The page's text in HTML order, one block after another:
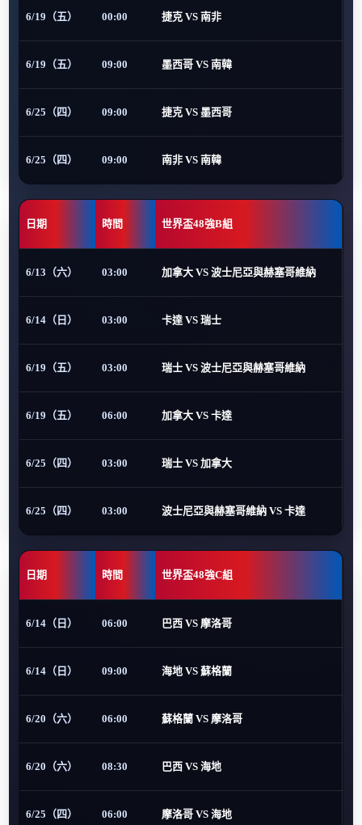
6/19（五） 00:00 捷克 VS 南非
6/19（五） 09:00 墨西哥 VS 南韓
6/25（四） 09:00 捷克 VS 墨西哥
6/25（四） 09:00 南非 VS 南韓
日期 時間 世界盃48強B組
6/13（六） 03:00 加拿大 VS 波士尼亞與赫塞哥維納
6/14（日） 03:00 卡達 VS 瑞士
6/19（五） 03:00 瑞士 VS 波士尼亞與赫塞哥維納
6/19（五） 06:00 加拿大 VS 卡達
6/25（四） 03:00 瑞士 VS 加拿大
6/25（四） 03:00 波士尼亞與赫塞哥維納 VS 卡達
日期 時間 世界盃48強C組
6/14（日） 06:00 巴西 VS 摩洛哥
6/14（日） 09:00 海地 VS 蘇格蘭
6/20（六） 06:00 蘇格蘭 VS 摩洛哥
6/20（六） 08:30 巴西 VS 海地
6/25（四） 06:00 摩洛哥 VS 海地